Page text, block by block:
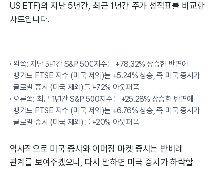
US ETF)의 지난 5년간, 최근 1년간 주가 성적표를 비교한
차트입니다.
왼쪽: 지난 5년간 S&P 500지수는 +78.32% 상승한 반면에
뱅가드 FTSE 지수 (미국 제외)는 +5.24% 상승, 즉 미국 증시가
글로벌 증시 (미국 제외)를 +72% 아웃퍼폼
오른쪽: 최근 1년간 S&P 500지수는 +25.28% 상승한 반면에
뱅가드 FTSE 지수 (미국 제외)는 +6.76% 상승, 즉 미국 증시가
글로벌 증시 (미국 제외)를 +20% 아웃퍼폼
역사적으로 미국 증시와 이머징 마켓 증시는 반비례
관계를 보여주겠으니, 다시 말하면 미국 증시가 하락할